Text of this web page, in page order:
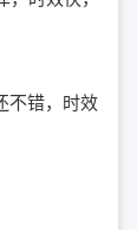
不错，时效